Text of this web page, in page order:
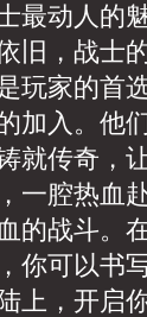
最动人的魅
旧，战士
玩家的首
加入。他
就传奇，
一腔热血
的战斗。
你可以书
上，开启